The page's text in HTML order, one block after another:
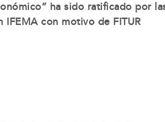
ha sido ratificado por
IFEMA con motivo de FITUR